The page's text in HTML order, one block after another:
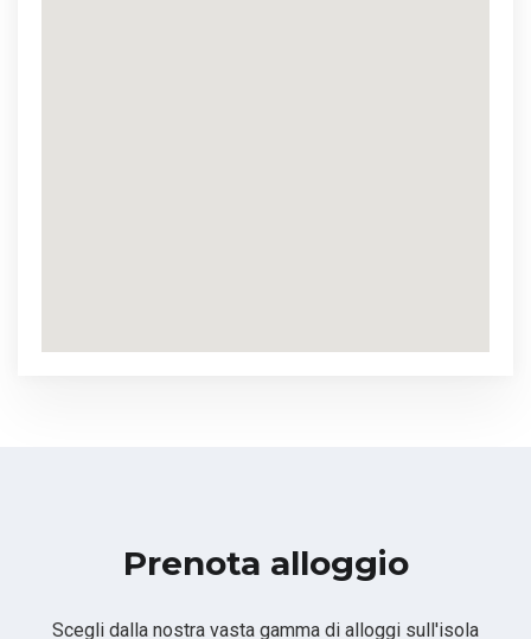
Prenota alloggio
Scegli dalla nostra vasta gamma di alloggi sull'isola